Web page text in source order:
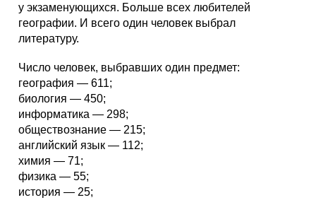
у экзаменующихся. Больше всех любителей
географии. И всего один человек выбрал
литературу.
Число человек, выбравших один предмет:
география — 611;
биология — 450;
информатика — 298;
обществознание — 215;
английский язык — 112;
химия — 71;
физика — 55;
история — 25;